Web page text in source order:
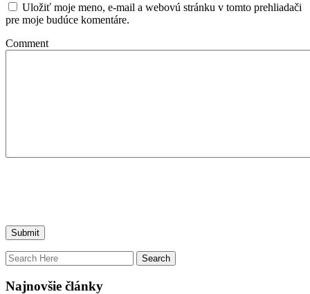
Uložiť moje meno, e-mail a webovú stránku v tomto prehliadači
pre moje budúce komentáre.
Comment
Najnovšie články